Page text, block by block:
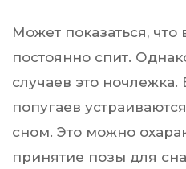
Может показаться, что
постоянно спит.
случаев это
попугаев
сном. Это можно
принятие позы для